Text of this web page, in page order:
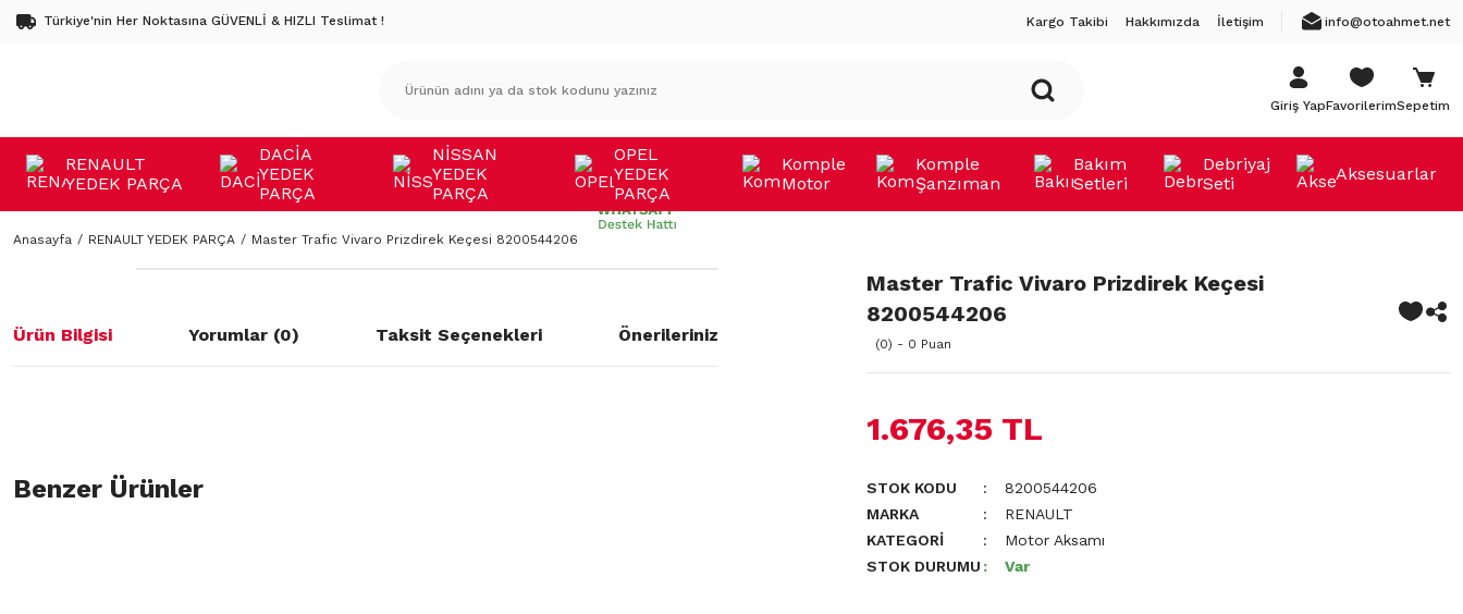
Türkiye'nin Her Noktasına GÜVENLİ & HIZLI Teslimat ! Kargo Takibi Hakkımızda İletişim info@otoahmet.net
Giriş YapFavorilerimSepetim
RENAULT
YEDEK PARÇA
DACİA
YEDEK
PARÇA
NİSSAN
YEDEK
PARÇA
OPEL
YEDEK
PARÇA
Komple
Motor
Komple
Şanzıman
Bakım
Setleri
Debriyaj
Seti
Aksesuarlar
Anasayfa RENAULT YEDEK PARÇA Master Trafic Vivaro Prizdirek Keçesi 8200544206
Ürün Bilgisi Yorumlar (0) Taksit Seçenekleri Önerileriniz
öneri formunu kullanarak tarafımıza iletebilirsiniz.
Benzer Ürünler
Master Trafic Vivaro Prizdirek Keçesi
8200544206
(0) - 0 Puan
1.676,35 TL
STOK KODU
8200544206
MARKA
RENAULT
KATEGORI
Motor Aksamı
STOK DURUMU
Var